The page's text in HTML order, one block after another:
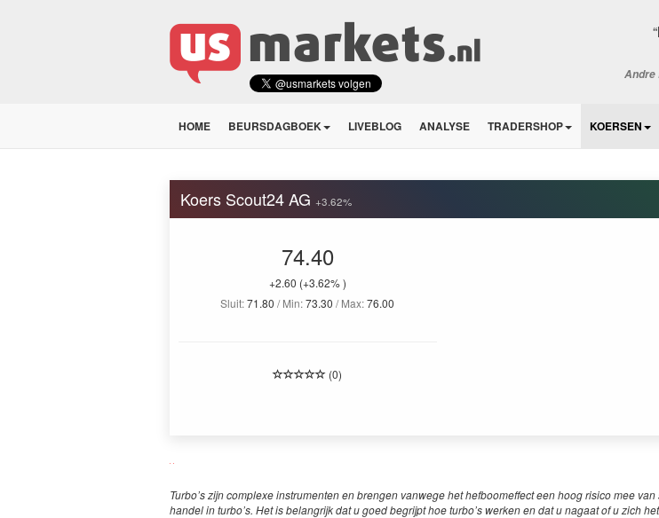
Andre
HOME BEURSDAGBOEK LIVEBLOG ANALYSE TRADERSHOP KOERSEN
Koers Scout24 AG +3.62%
74.40
+2.60 (+3.62% )
Sluit:71.80/ Min:73.30/ Max:76.00
(0)
Turbo’s zijn complexe instrumenten en brengen vanwege het hefboomeffect een hoog risico mee
handel in turbo’s. Het is belangrijk dat u goed begrijpt hoe turbo’s werken en dat u nagaat of u zich